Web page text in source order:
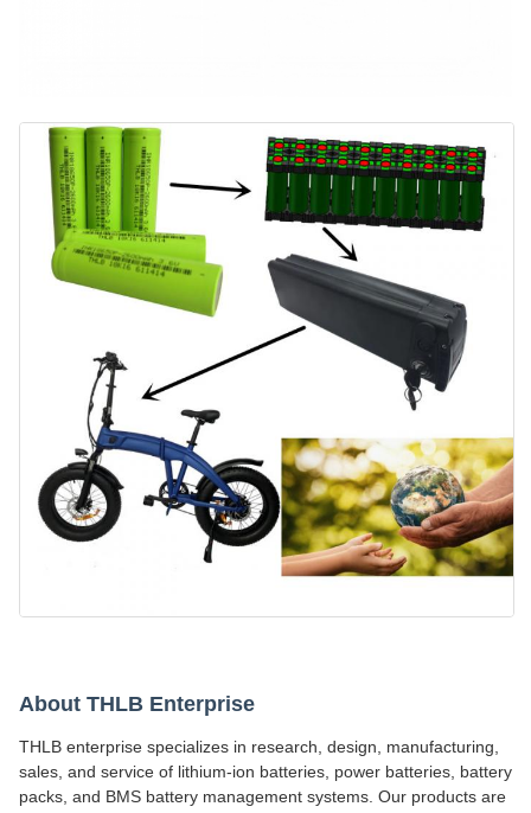
About THLB Enterprise
THLB enterprise specializes in research, design, manufacturing,
sales, and service of lithium-ion batteries, power batteries, battery
packs, and BMS battery management systems. Our products are